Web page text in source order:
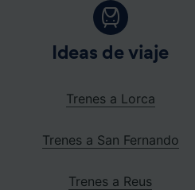
Ideas de viaje
Trenes a Lorca
Trenes a San Fernando
Trenes a Reus